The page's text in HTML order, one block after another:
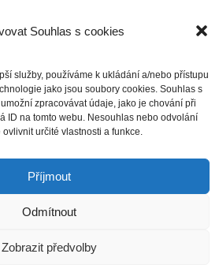
Souhlas s cookies
služby, používáme k ukládání a/nebo přístupu
jako jsou soubory cookies. Souhlas s
zpracovávat údaje, jako je chování při
ID na tomto webu. Nesouhlas nebo odvolání
určité vlastnosti a funkce.
Příjmout
Odmítnout
Zobrazit předvolby